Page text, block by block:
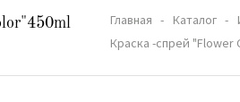
Главная Каталог
Краска -спрей